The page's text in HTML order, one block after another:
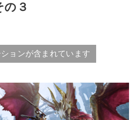
の３
ョンが含まれています